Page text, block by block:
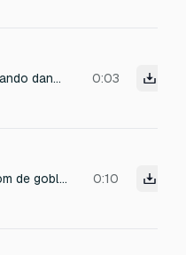
Goblin tomando dano "Grrrgh...!" 0:03
Faça um som de goblin que combine com Minecraft 0:10